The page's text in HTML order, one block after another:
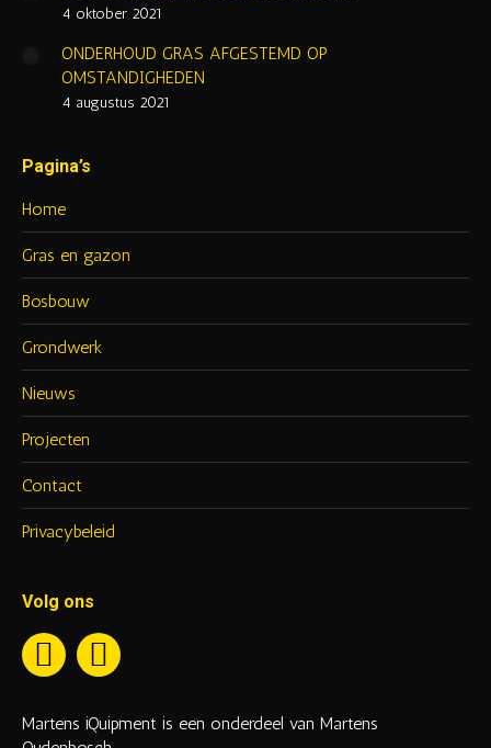
4 oktober 2021
ONDERHOUD GRAS AFGESTEMD OP
OMSTANDIGHEDEN
4 augustus 2021
Pagina’s
Home
Gras en gazon
Bosbouw
Grondwerk
Nieuws
Projecten
Contact
Privacybeleid
Volg ons
Martens iQuipment is een onderdeel van Martens